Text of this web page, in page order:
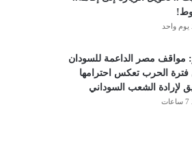
يوم واحد
مواقف مصر الداعمة للسودان
فترة الحرب تعكس احترامها
لإرادة الشعب السوداني